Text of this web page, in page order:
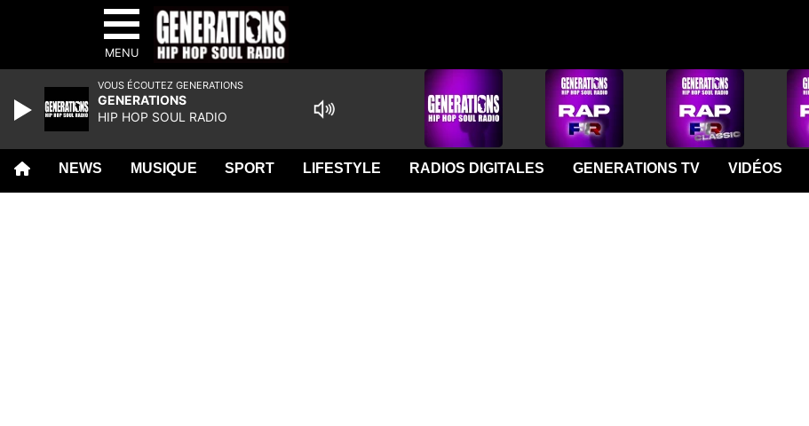
MENU
NEWS MUSIQUE SPORT LIFESTYLE RADIOS DIGITALES GENERATIONS TV VIDÉOS
VOUS ÉCOUTEZ GENERATIONS
GENERATIONS
HIP HOP SOUL RADIO